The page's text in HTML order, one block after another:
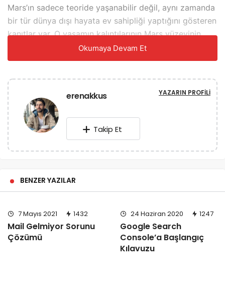
Mars’ın sadece teoride yaşanabilir değil, aynı zamanda
bir tür dünya dışı hayata ev sahipliği yaptığını gösteren
kanıtlar var. O yaşamın kalıntılarının Mars yüzeyinin
altında hala keşfedilmemiş olması bile mümkündür.
zirvesi Olympus Dağı, 26.000 metre (85.000 fit)
Avrupa Uzay Ajansı’na göre, onu çevreleyen ovanın
üstünde. Everest Dağı’ndan üç kat daha uzun. Bu
jeolojik oluşumlardan bazıları eski volkanik aktivite
veya Mars’ın şiddetli rüzgarları ile açıklanabilir, Brown
Üniversitesi’nden bir jeolog James W. Head, “Mars
görünen büyük kraterlerle bitme eğilimindedir. Bu, eski
nehirlerin oraya tortu bıraktığının ve Mars manzarasının
bir zamanlar nehirler, göller ve denizler tarafından
Okumaya Devam Et
erenakkus YAZARIN PROFILI
Takip Et
BENZER YAZILAR
7 Mayıs 2021 1432
Mail Gelmiyor Sorunu
Çözümü
24 Haziran 2020 1247
Google Search
Console’a Başlangıç ​​
Kılavuzu